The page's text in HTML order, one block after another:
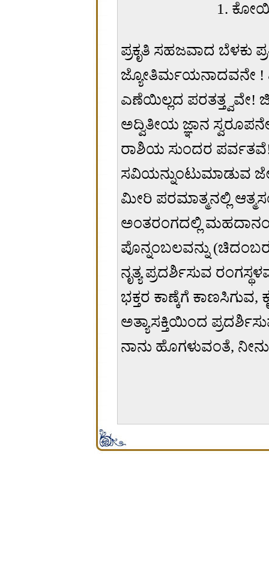
1.
ಪ್ರಕೃತಿ ಸಹಜವಾದ ಬೆಳಕು
ಜ್ಯೋತಿರ್ಮಯನಾದವನೇ !
ಎಣೆಯಿಲ್ಲದ ಪರತತ್ತ್ವವೇ!
ಅದ್ವಿತೀಯ ಜ್ಞಾನ
ರಾಶಿಯ ಸುಂದರ ಪರ್ವತವೆ!
ಸವಿಯನ್ನುಂಟುಮಾಡುವ
ಮೀರಿ ಪರಮಾತ್ಮನಲ್ಲಿ
ಅಂತರಂಗದಲ್ಲಿ
ಪೊನ್ನಂಬಲವನ್ನು
ನೃತ್ಯ ಪ್ರದರ್ಶಿಸುವ
ಭಕ್ತರ ಕಾಣ್ಕೆಗೆ ಕಾಣಸಿಗುವ,
ಅತ್ಯಾಸಕ್ತಿಯಿಂದ
ನಾನು ಹೊಗಳುವಂತೆ,